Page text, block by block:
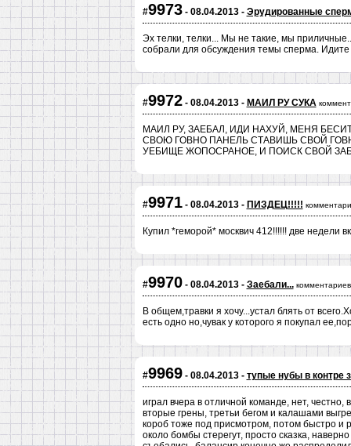
#9973- 08.04.2013 - Эрудированные
Эх телки, телки... Мы не такие, мы
собрали для обсуждения темы сперма. Идите
#9972- 08.04.2013 - МАИЛ РУ СУКА
МАИЛ РУ, ЗАЕБАЛ, ИДИ НАХУЙ, МЕНЯ
СВОЮ ГОВНО ПАНЕЛЬ СТАВИШЬ СВОЙ
УЕБИЩЕ ЖОПОСРАНОЕ, И ПОИСК СВОЙ
#9971- 08.04.2013 - ПИЗДЕЦ!!!!!
Купил *геморой* москвич 412!!!!!! две недели
#9970- 08.04.2013 - Заебали...
В общем,травки я хочу...устал блять от
есть одно но,чувак у которого я покупал
#9969- 08.04.2013 - тупые нубы в контре
играл вчера в отличной команде, нет,
вторые грены, третьи бегом и калашами
короб тоже под присмотром, потом быстро и
около бомбы стерегут, просто сказка,